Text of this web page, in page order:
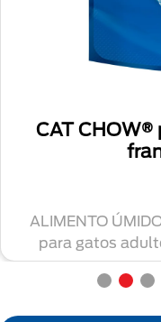
CAT
ALIMENTO
para gatos